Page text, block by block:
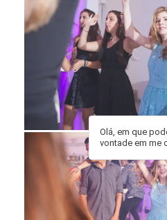
Olá, em que
vontade em me